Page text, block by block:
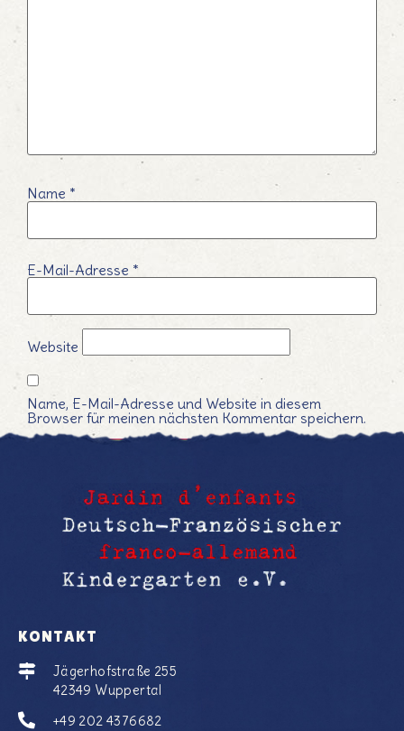
Name *
E-Mail-Adresse *
Website
Name, E-Mail-Adresse und Website in diesem
Browser für meinen nächsten Kommentar speichern.
KONTAKT
Jägerhofstraße 255
42349 Wuppertal
+49 202 4376682